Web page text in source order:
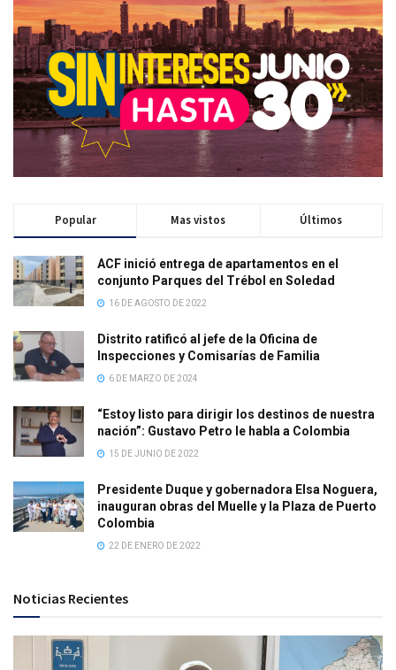
Popular Mas vistos Últimos
ACF inició entrega de apartamentos en el
conjunto Parques del Trébol en Soledad
16 DE AGOSTO DE 2022
Distrito ratificó al jefe de la Oficina de
Inspecciones y Comisarías de Familia
6 DE MARZO DE 2024
“Estoy listo para dirigir los destinos de nuestra
nación”: Gustavo Petro le habla a Colombia
15 DE JUNIO DE 2022
Presidente Duque y gobernadora Elsa Noguera,
inauguran obras del Muelle y la Plaza de Puerto
Colombia
22 DE ENERO DE 2022
Noticias Recientes